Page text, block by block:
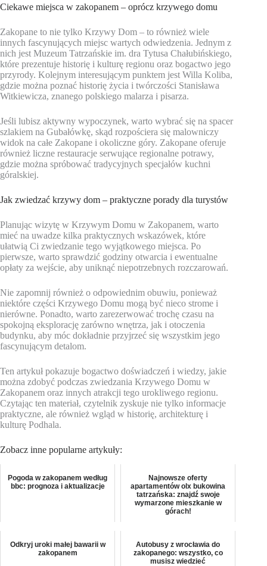
Ciekawe miejsca w zakopanem – oprócz krzywego domu
Zakopane to nie tylko Krzywy Dom – to również wiele
innych fascynujących miejsc wartych odwiedzenia. Jednym z
nich jest Muzeum Tatrzańskie im. dra Tytusa Chałubińskiego,
które prezentuje historię i kulturę regionu oraz bogactwo jego
przyrody. Kolejnym interesującym punktem jest Willa Koliba,
gdzie można poznać historię życia i twórczości Stanisława
Witkiewicza, znanego polskiego malarza i pisarza.
Jeśli lubisz aktywny wypoczynek, warto wybrać się na spacer
szlakiem na Gubałówkę, skąd rozpościera się malowniczy
widok na całe Zakopane i okoliczne góry. Zakopane oferuje
również liczne restauracje serwujące regionalne potrawy,
gdzie można spróbować tradycyjnych specjałów kuchni
góralskiej.
Jak zwiedzać krzywy dom – praktyczne porady dla turystów
Planując wizytę w Krzywym Domu w Zakopanem, warto
mieć na uwadze kilka praktycznych wskazówek, które
ułatwią Ci zwiedzanie tego wyjątkowego miejsca. Po
pierwsze, warto sprawdzić godziny otwarcia i ewentualne
opłaty za wejście, aby uniknąć niepotrzebnych rozczarowań.
Nie zapomnij również o odpowiednim obuwiu, ponieważ
niektóre części Krzywego Domu mogą być nieco strome i
nierówne. Ponadto, warto zarezerwować trochę czasu na
spokojną eksplorację zarówno wnętrza, jak i otoczenia
budynku, aby móc dokładnie przyjrzeć się wszystkim jego
fascynującym detalom.
Ten artykuł pokazuje bogactwo doświadczeń i wiedzy, jakie
można zdobyć podczas zwiedzania Krzywego Domu w
Zakopanem oraz innych atrakcji tego urokliwego regionu.
Czytając ten materiał, czytelnik zyskuje nie tylko informacje
praktyczne, ale również wgląd w historię, architekturę i
kulturę Podhala.
Zobacz inne popularne artykuły:
Pogoda w zakopanem według
bbc: prognoza i aktualizacje
Najnowsze oferty
apartamentów olx bukowina
tatrzańska: znajdź swoje
wymarzone mieszkanie w
górach!
Odkryj uroki małej bawarii w
zakopanem
Autobusy z wrocławia do
zakopanego: wszystko, co
musisz wiedzieć